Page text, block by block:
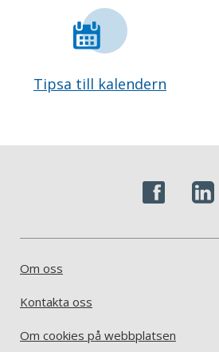
Tipsa till kalendern
Om oss
Kontakta oss
Om cookies på webbplatsen